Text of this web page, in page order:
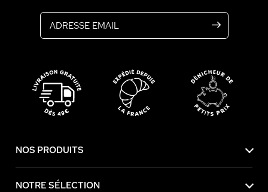
NOS PRODUITS
NOTRE SÉLECTION